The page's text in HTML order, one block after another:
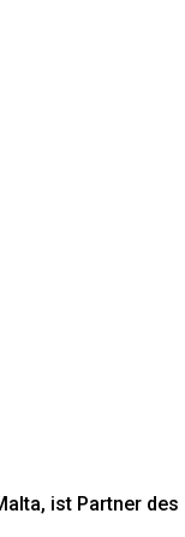
ist Partner